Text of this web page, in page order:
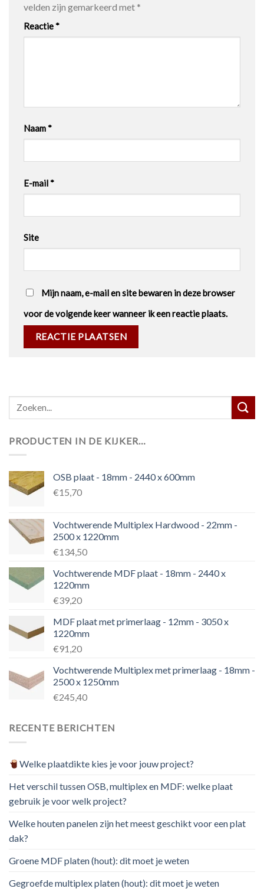
velden zijn gemarkeerd met *
Reactie*
Naam*
E-mail*
Site
Mijn naam, e-mail en site bewaren in deze browser
voor de volgende keer wanneer ik een reactie plaats.
PRODUCTEN IN DE KIJKER…
OSB plaat - 18mm - 2440 x 600mm
€15,70
Vochtwerende Multiplex Hardwood - 22mm -
2500 x 1220mm
€134,50
Vochtwerende MDF plaat - 18mm - 2440 x
1220mm
€39,20
MDF plaat met primerlaag - 12mm - 3050 x
1220mm
€91,20
Vochtwerende Multiplex met primerlaag - 18mm -
2500 x 1250mm
€245,40
RECENTE BERICHTEN
Welke plaatdikte kies je voor jouw project?
Het verschil tussen OSB, multiplex en MDF: welke plaat
gebruik je voor welk project?
Welke houten panelen zijn het meest geschikt voor een plat
dak?
Groene MDF platen (hout): dit moet je weten
Gegroefde multiplex platen (hout): dit moet je weten